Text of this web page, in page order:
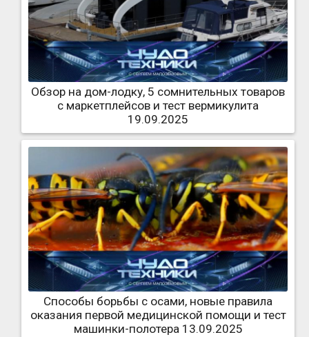
Обзор на дом-лодку, 5 сомнительных товаров
с маркетплейсов и тест вермикулита
19.09.2025
Способы борьбы с осами, новые правила
оказания первой медицинской помощи и тест
машинки-полотера 13.09.2025